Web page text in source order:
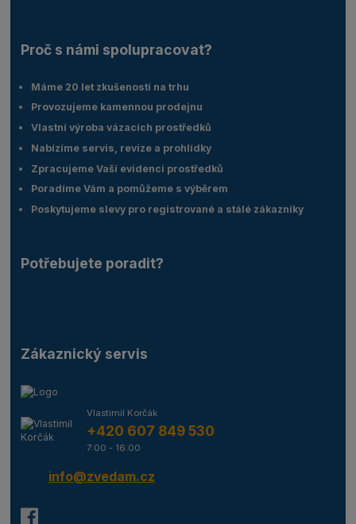
Proč s námi spolupracovat?
Máme 20 let zkušeností na trhu
Provozujeme kamennou prodejnu
Vlastní výroba vázacích prostředků
Nabízíme servis, revize a prohlídky
Zpracujeme Vaší evidenci prostředků
Poradíme Vám a pomůžeme s výběrem
Poskytujeme slevy pro registrované a stálé zákazníky
Potřebujete poradit?
Zákaznický servis
Vlastimil Korčák
+420 607 849 530
7:00 - 16:00
info@zvedam.cz